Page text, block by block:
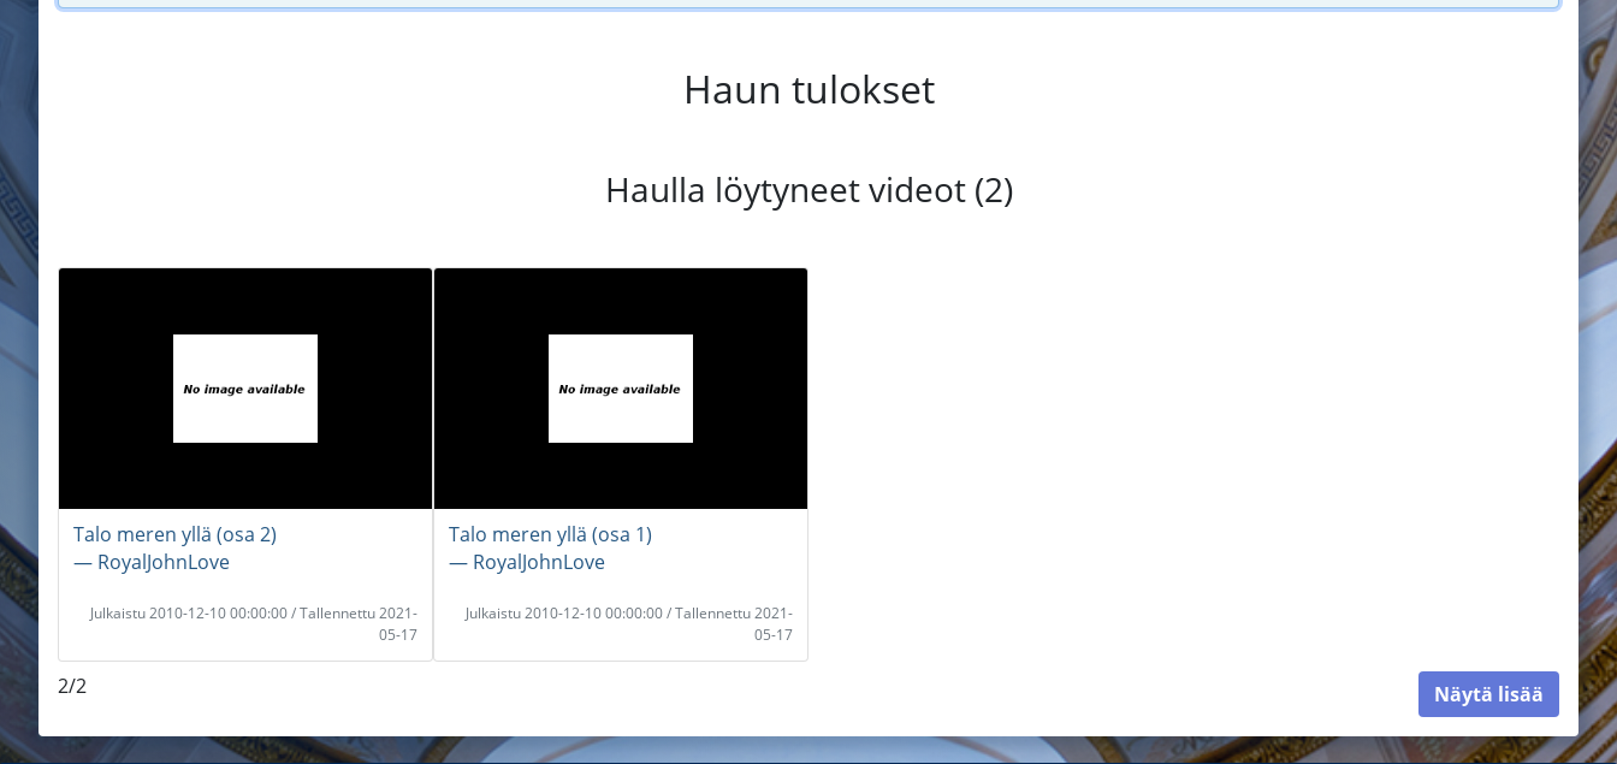
Haun tulokset
Haulla löytyneet videot (2)
Talo meren yllä (osa 2)
― RoyalJohnLove
Julkaistu 2010-12-10 00:00:00 / Tallennettu 2021-
05-17
Talo meren yllä (osa 1)
― RoyalJohnLove
Julkaistu 2010-12-10 00:00:00 / Tallennettu 2021-
05-17
2/2 Näytä lisää